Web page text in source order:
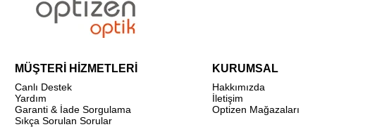
MÜŞTERİ HİZMETLERİ
Canlı Destek
Yardım
Garanti & İade Sorgulama
Sıkça Sorulan Sorular
KURUMSAL
Hakkımızda
İletişim
Optizen Mağazaları